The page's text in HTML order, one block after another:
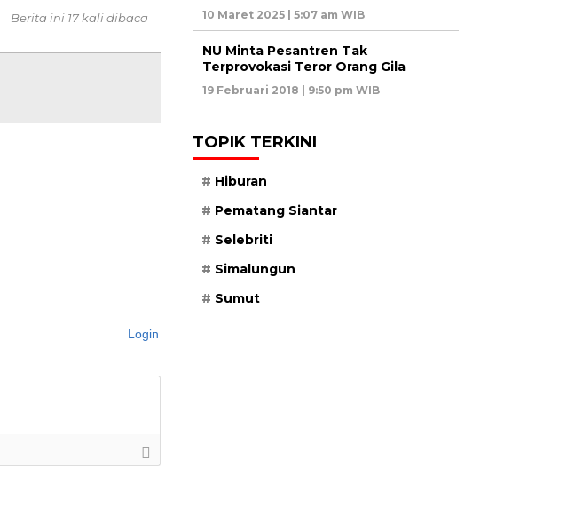
Berita ini 17 kali dibaca
Login
10 Maret 2025 | 5:07 am WIB
NU Minta Pesantren Tak
Terprovokasi Teror Orang Gila
19 Februari 2018 | 9:50 pm WIB
TOPIK TERKINI
Hiburan
Pematang Siantar
Selebriti
Simalungun
Sumut